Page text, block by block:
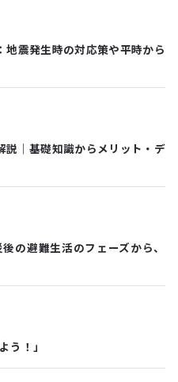
震発生時の対応策や平時から
説｜基礎知識からメリット・デ
の避難生活のフェーズから、
う！」